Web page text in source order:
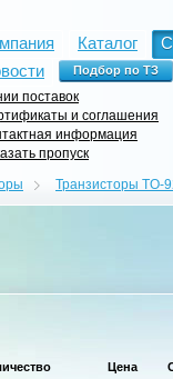
Каталог
поставок
и соглашения
информация
пропуск
Транзисторы TO-
Цена